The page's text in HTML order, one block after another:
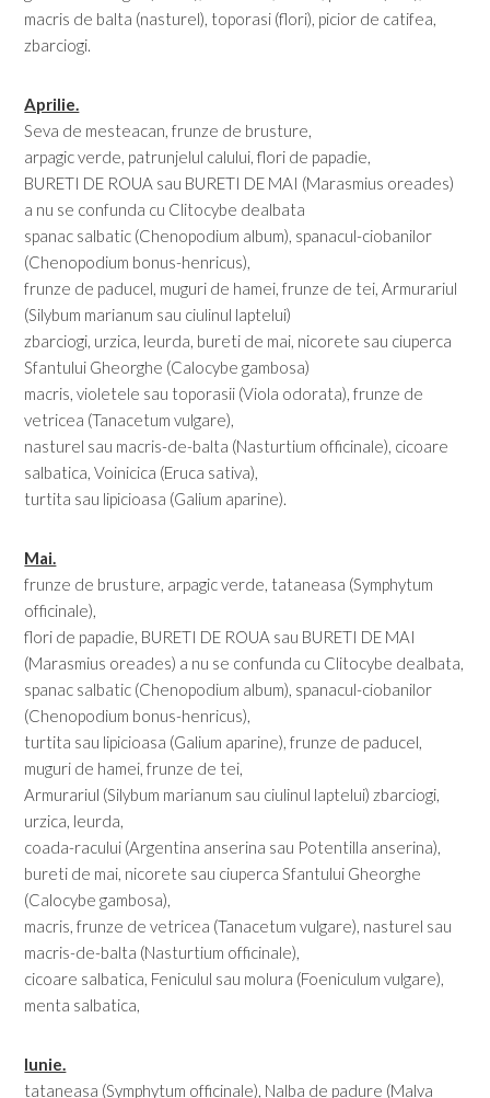
macris de balta (nasturel), toporasi (flori), picior de catifea,
zbarciogi.
Aprilie.
Seva de mesteacan, frunze de brusture,
arpagic verde, patrunjelul calului, flori de papadie,
BURETI DE ROUA sau BURETI DE MAI (Marasmius oreades)
a nu se confunda cu Clitocybe dealbata
spanac salbatic (Chenopodium album), spanacul-ciobanilor
(Chenopodium bonus-henricus),
frunze de paducel, muguri de hamei, frunze de tei, Armurariul
(Silybum marianum sau ciulinul laptelui)
zbarciogi, urzica, leurda, bureti de mai, nicorete sau ciuperca
Sfantului Gheorghe (Calocybe gambosa)
macris, violetele sau toporasii (Viola odorata), frunze de
vetricea (Tanacetum vulgare),
nasturel sau macris-de-balta (Nasturtium officinale), cicoare
salbatica, Voinicica (Eruca sativa),
turtita sau lipicioasa (Galium aparine).
Mai.
frunze de brusture, arpagic verde, tataneasa (Symphytum
officinale),
flori de papadie, BURETI DE ROUA sau BURETI DE MAI
(Marasmius oreades) a nu se confunda cu Clitocybe dealbata,
spanac salbatic (Chenopodium album), spanacul-ciobanilor
(Chenopodium bonus-henricus),
turtita sau lipicioasa (Galium aparine), frunze de paducel,
muguri de hamei, frunze de tei,
Armurariul (Silybum marianum sau ciulinul laptelui) zbarciogi,
urzica, leurda,
coada-racului (Argentina anserina sau Potentilla anserina),
bureti de mai, nicorete sau ciuperca Sfantului Gheorghe
(Calocybe gambosa),
macris, frunze de vetricea (Tanacetum vulgare), nasturel sau
macris-de-balta (Nasturtium officinale),
cicoare salbatica, Feniculul sau molura (Foeniculum vulgare),
menta salbatica,
Iunie.
tataneasa (Symphytum officinale), Nalba de padure (Malva